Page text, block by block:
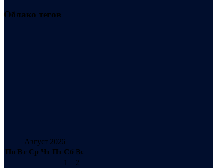
Облако тегов
Август 2026
Пн Вт Ср Чт Пт Сб Вс
1
2